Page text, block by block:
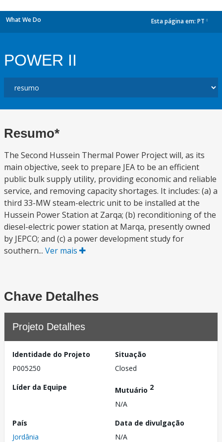
What We Do Esta página em: PT
POWER II
Resumo*
The Second Hussein Thermal Power Project will, as its
main objective, seek to prepare JEA to be an efficient
public bulk supply utility, providing economic and reliable
service, and removing capacity shortages. It includes: (a) a
third 33-MW steam-electric unit to be installed at the
Hussein Power Station at Zarqa; (b) reconditioning of the
diesel-electric power station at Marqa, presently owned
by JEPCO; and (c) a power development study for
southern... Ver mais
Chave Detalhes
Projeto Detalhes
Identidade do Projeto
P005250
Situação
Closed
Líder da Equipe
Mutuário 2
N/A
País
Jordânia
Data de divulgação
N/A